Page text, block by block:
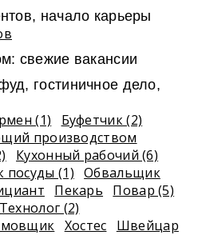
начало карьеры
свежие вакансии
гостиничное дело,
(1)
Буфетчик (2)
производством
Кухонный рабочий (6)
(1) Обвальщик
Пекарь
Повар (5)
Технолог (2)
Хостес Швейцар